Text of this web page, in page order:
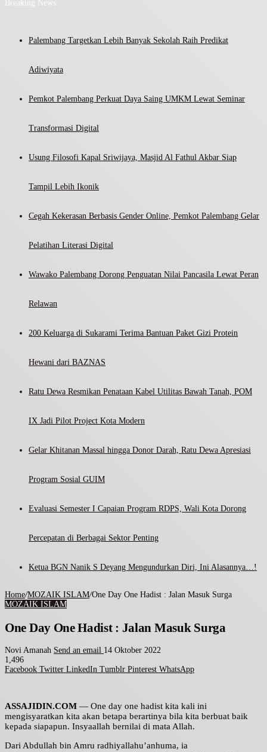
Breaking News
Palembang Targetkan Lebih Banyak Sekolah Raih Predikat
Adiwiyata
Pemkot Palembang Perkuat Daya Saing UMKM Lewat Seminar
Transformasi Digital
Usung Filosofi Kapal Sriwijaya, Masjid Al Fathul Akbar Siap
Tampil Lebih Ikonik
Cegah Kekerasan Berbasis Gender Online, Pemkot Palembang Gelar
Pelatihan Literasi Digital
Wawako Palembang Dorong Penguatan Nilai Pancasila Lewat Peran
Relawan
200 Keluarga di Sukarami Terima Bantuan Paket Gizi Protein
Hewani dari BAZNAS
Ratu Dewa Resmikan Penataan Kabel Utilitas Bawah Tanah, POM
IX Jadi Pilot Project Kota Modern
Gelar Khitanan Massal hingga Donor Darah, Ratu Dewa Apresiasi
Program Sosial GUIM
Evaluasi Semester I Capaian Program RDPS, Wali Kota Dorong
Percepatan di Berbagai Sektor Penting
Ketua BGN Nanik S Deyang Mengundurkan Diri, Ini Alasannya…!
Home/MOZAIK ISLAM/One Day One Hadist : Jalan Masuk Surga
MOZAIK ISLAM
One Day One Hadist : Jalan Masuk Surga
Novi Amanah Send an email 14 Oktober 2022
1,496
Facebook Twitter LinkedIn Tumblr Pinterest WhatsApp
ASSAJIDIN.COM — One day one hadist kita kali ini
mengisyaratkan kita akan betapa berartinya bila kita berbuat baik
kepada siapapun. Insyaallah bernilai di mata Allah.
Dari Abdullah bin Amru radhiyallahu’anhuma, ia